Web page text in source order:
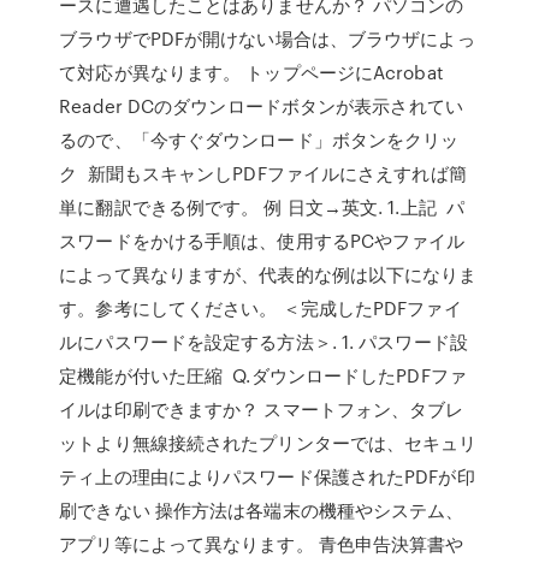
ブラウザでPDFが開けない場合は、ブラウザによっ
て対応が異なります。 トップページにAcrobat
Reader DCのダウンロードボタンが表示されてい
るので、「今すぐダウンロード」ボタンをクリッ
ク 新聞もスキャンしPDFファイルにさえすれば簡
単に翻訳できる例です。 例 日文→英文. 1.上記 パ
スワードをかける手順は、使用するPCやファイル
によって異なりますが、代表的な例は以下になりま
す。参考にしてください。 ＜完成したPDFファイ
ルにパスワードを設定する方法＞. 1. パスワード設
定機能が付いた圧縮 Q.ダウンロードしたPDFファ
イルは印刷できますか？ スマートフォン、タブレ
ットより無線接続されたプリンターでは、セキュリ
ティ上の理由によりパスワード保護されたPDFが印
刷できない 操作方法は各端末の機種やシステム、
アプリ等によって異なります。 青色申告決算書や